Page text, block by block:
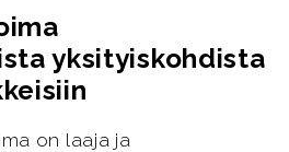
yksityiskohdista
on laaja ja